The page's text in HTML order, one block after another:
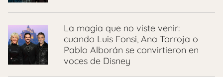
La magia que no viste venir:
cuando Luis Fonsi, Ana Torroja o
Pablo Alborán se convirtieron en
voces de Disney